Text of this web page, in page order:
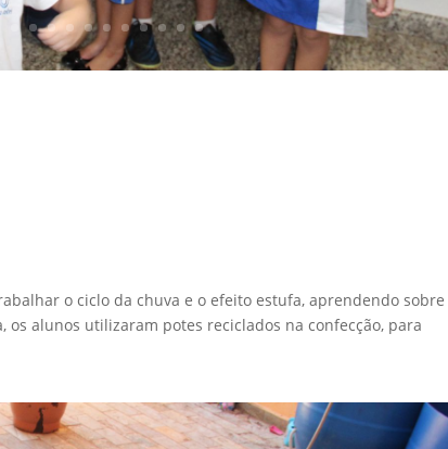
o ciclo da chuva e o efeito estufa, aprendendo sobre
alunos utilizaram potes reciclados na confecção, para